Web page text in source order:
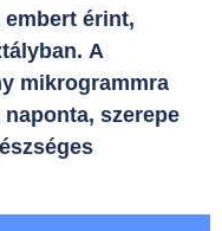
érint,
A
mikrogrammra
szerepe